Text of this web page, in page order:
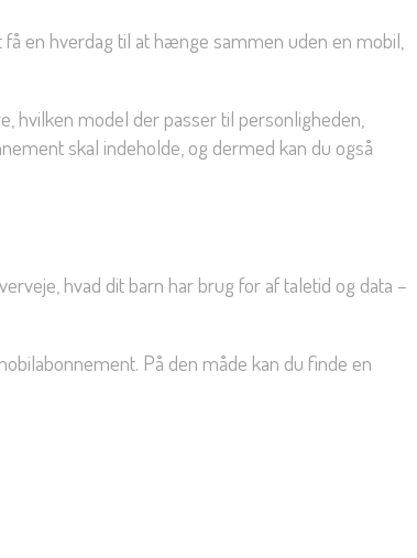
en hverdag til at hænge sammen uden en mobil,
model der passer til personligheden,
skal indeholde, og dermed kan du også
hvad dit barn har brug for af taletid og data –
På den måde kan du finde en